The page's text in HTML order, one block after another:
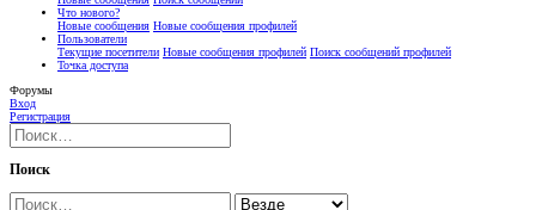
Что нового?
Новые сообщения Новые сообщения профилей
Пользователи
Текущие посетители Новые сообщения профилей Поиск сообщений профилей
Точка доступа
Форумы
Вход
Регистрация
Поиск